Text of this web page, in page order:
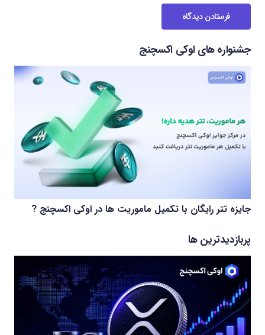
فرستادن دیدگاه
جشنواره های اوکی اکسچنج
جایزه تتر رایگان با تکمیل ماموریت ها در اوکی اکسچنج ?
پربازدیدترین ها